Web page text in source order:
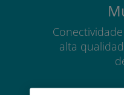
alta